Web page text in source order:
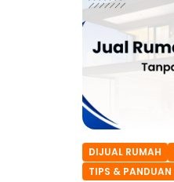
DIJUAL RUMAH
TIPS & PANDUAN